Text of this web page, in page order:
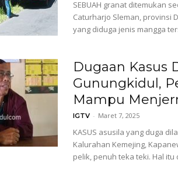
SEBUAH granat ditemukan
Caturharjo Sleman, provinsi
yang diduga jenis mangga
Dugaan Kasus
Gunungkidul,
Mampu
IGTV - Maret 7, 2025
KASUS asusila yang duga
Kalurahan Kemejing,
pelik, penuh teka teki. Hal itu